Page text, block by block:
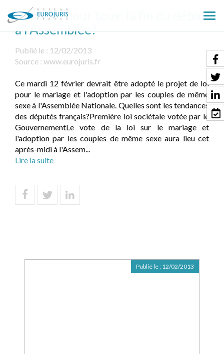
le
Mariage pour tous: la fin du débat
à l'Assemblée?
Publié le : 12/02/2013
Source : www.eurojuris.fr
Ce mardi 12 février devrait être adopté le projet de loi
pour le mariage et l'adoption par les couples de même
sexe à l'Assemblée Nationale. Quelles sont les tendances
des députés français?Première loi sociétale votée par le
GouvernementLe vote de la loi sur le mariage et
l'adoption par les couples de même sexe aura lieu cet
après-midi à l'Assem...
Lire la suite
Publié le : 12/02/2013